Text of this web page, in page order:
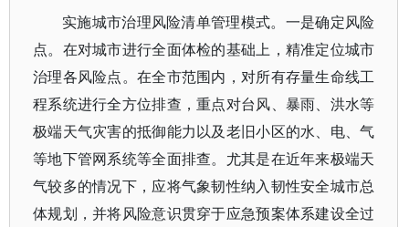
实施城市治理风险清单管理模式。一是确定风险
点。在对城市进行全面体检的基础上，精准定位城市
治理各风险点。在全市范围内，对所有存量生命线工
程系统进行全方位排查，重点对台风、暴雨、洪水等
极端天气灾害的抵御能力以及老旧小区的水、电、气
等地下管网系统等全面排查。尤其是在近年来极端天
气较多的情况下，应将气象韧性纳入韧性安全城市总
体规划，并将风险意识贯穿于应急预案体系建设全过